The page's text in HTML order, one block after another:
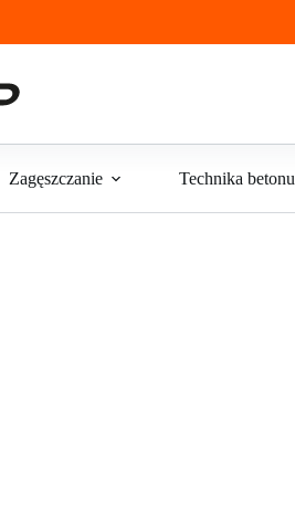
Zagęszczanie Technika betonu